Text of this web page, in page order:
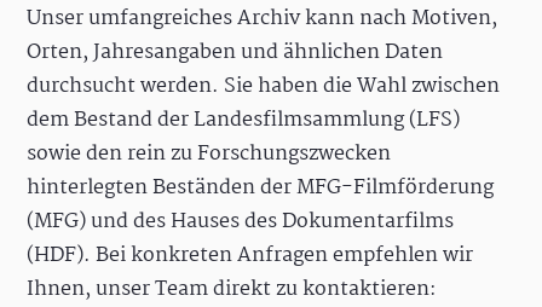
Unser umfangreiches Archiv kann nach Motiven,
Orten, Jahresangaben und ähnlichen Daten
durchsucht werden. Sie haben die Wahl zwischen
dem Bestand der Landesfilmsammlung (LFS)
sowie den rein zu Forschungszwecken
hinterlegten Beständen der MFG-Filmförderung
(MFG) und des Hauses des Dokumentarfilms
(HDF). Bei konkreten Anfragen empfehlen wir
Ihnen, unser Team direkt zu kontaktieren: